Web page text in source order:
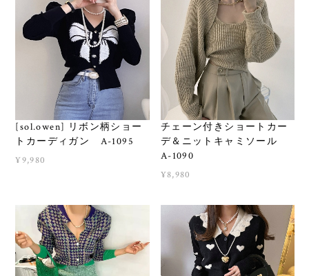
[sol.owen] リボン柄ショー
トカーディガン A-1095
¥9,980
チェーン付きショートカー
デ＆ニットキャミソール
A-1090
¥8,980